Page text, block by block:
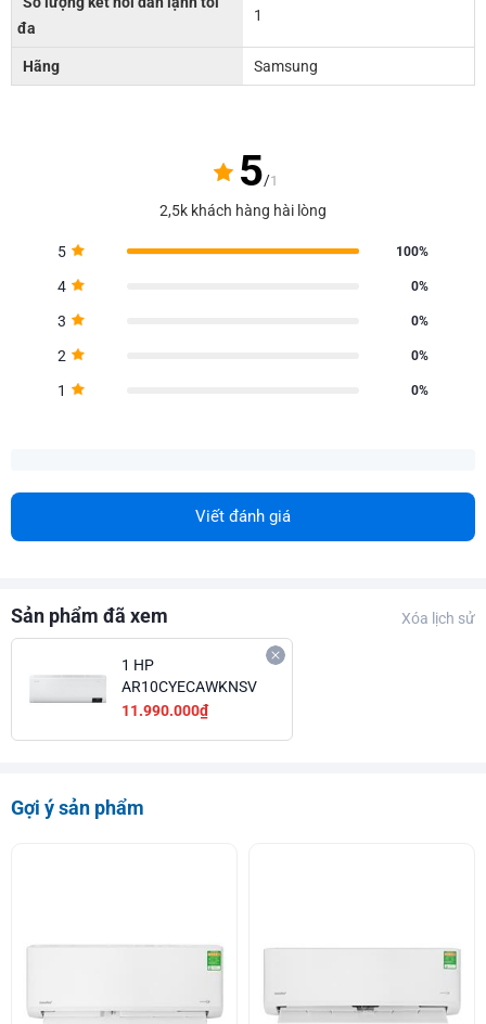
đa
1
Hãng Samsung
5/1
2,5k khách hàng hài lòng
5 100%
4 0%
3 0%
2 0%
1 0%
Viết đánh giá
Sản phẩm đã xem Xóa lịch sử
1 HP
AR10CYECAWKNSV
11.990.000₫
Gợi ý sản phẩm